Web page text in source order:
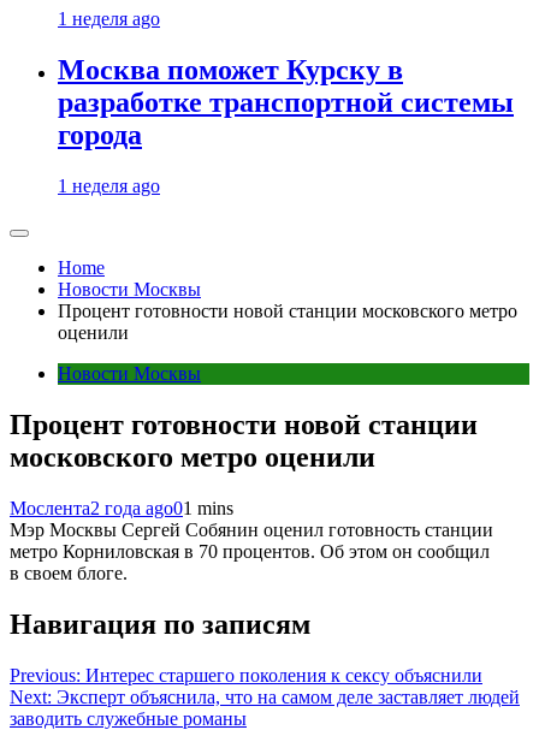
1 неделя ago
Москва поможет Курску в
разработке транспортной системы
города
1 неделя ago
Home
Новости Москвы
Процент готовности новой станции московского метро
оценили
Новости Москвы
Процент готовности новой станции
московского метро оценили
Мослента2 года ago01 mins
Мэр Москвы Сергей Собянин оценил готовность станции
метро Корниловская в 70 процентов. Об этом он сообщил
в своем блоге.
Навигация по записям
Previous: Интерес старшего поколения к сексу объяснили
Next: Эксперт объяснила, что на самом деле заставляет людей
заводить служебные романы